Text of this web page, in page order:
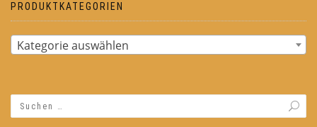
PRODUKTKATEGORIEN
Kategorie auswählen